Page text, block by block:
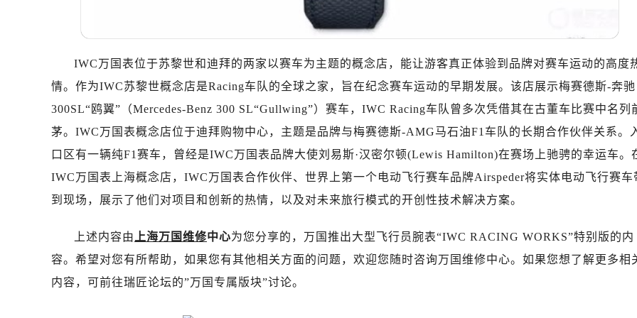
辽宁省抚顺市新抚区东一路万国售后服务中心（需提前预约）
辽宁省阜新市海州区解放大街万国售后服务中心（需提前预约）
辽宁省锦州市古塔区中央大街万国售后服务中心（需提前预约）
辽宁省辽阳市白塔区新运大街万国售后服务中心（需提前预约）
辽宁省盘锦市兴隆台区石油大街万国售后服务中心（需提前预约）
辽宁省铁岭市银州区南马路万国售后服务中心（需提前预约）
辽宁省沈阳市沈河区中街路137号亨得利名表维修授权店1楼万国售后服务中心（需提前预约）
辽宁省沈阳市沈河区中街路83号亨得利名表维修授权店1楼万国售后服务中心（需提前预约）
北京市朝阳区建国门外大街甲6号华熙国际中心D座11层1102室万国售后服务中心（需提前预约）
河北省保定市竞秀区朝阳北大街北国先天下万国售后服务中心（需提前预约）
内蒙古自治区阿拉善盟市左旗土尔扈特大街万国售后服务中心（需提前预约）
内蒙古自治区巴彦淖尔市临河区新华街万国售后服务中心（需提前预约）
IWC万国表位于苏黎世和迪拜的两家以赛车为主题的概念店，能让游客真正体验到品牌对赛车运动的高度
情。作为IWC苏黎世概念店是Racing车队的全球之家，旨在纪念赛车运动的早期发展。该店展示梅赛德斯-奔驰
300SL“鸥翼”（Mercedes-Benz 300 SL“Gullwing”）赛车，IWC Racing车队曾多次凭借其在古董车比赛中名列
茅。IWC万国表概念店位于迪拜购物中心，主题是品牌与梅赛德斯-AMG马石油F1车队的长期合作伙伴关系。
口区有一辆纯F1赛车，曾经是IWC万国表品牌大使刘易斯·汉密尔顿(Lewis Hamilton)在赛场上驰骋的幸运车。
IWC万国表上海概念店，IWC万国表合作伙伴、世界上第一个电动飞行赛车品牌Airspeder将实体电动飞行赛车
到现场，展示了他们对项目和创新的热情，以及对未来旅行模式的开创性技术解决方案。
上述内容由 上海万国维修中心为您分享的，万国推出大型飞行员腕表“IWC RACING WORKS”特别版的内
容。希望对您有所帮助，如果您有其他相关方面的问题，欢迎您随时咨询万国维修中心。如果您想了解更多相
内容，可前往瑞匠论坛的”万国专属版块”讨论。